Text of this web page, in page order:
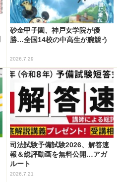
砂金甲子園、神戸女学院が優
勝…全国14校の中高生が腕競う
2026.7.29
司法試験予備試験2026、解答速
報＆総評動画を無料公開…アガ
ルート
2026.7.21